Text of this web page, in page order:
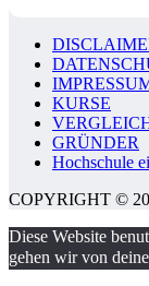
KURSE
GRÜNDER
Hochschule
COPYRIGHT ©
Diese Website
gehen wir von